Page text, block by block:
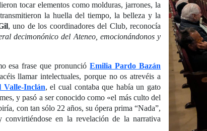
tocar elementos como molduras, jarrones, la
la huella del tiempo, la belleza y la
, uno de los coordinadores del Club, reconocía
decimonónico del Ateneo, emocionándonos y
esa frase que pronuncióEmilia Pardo Bazán
llamar intelectuales, porque no os atrevéis a
Valle-Inclán, el cual contaba que había un gato
y pasó a ser conocido como «el más culto del
con tan sólo 22 años, su ópera prima “Nada”,
en la revelación de la narrativa